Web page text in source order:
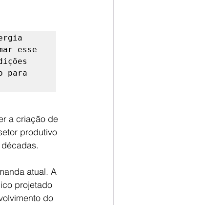
esse
para
a criação de
produtivo
atual. A
projetado
do